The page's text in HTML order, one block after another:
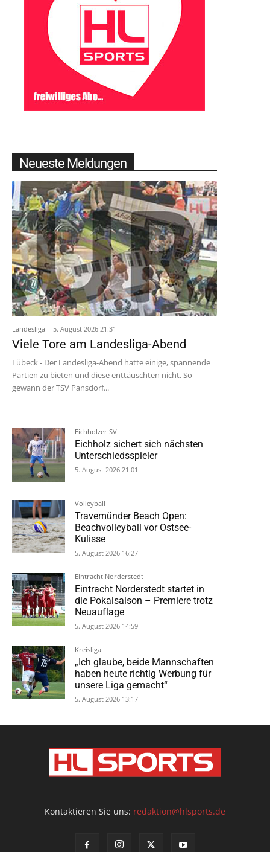
Neueste Meldungen
Landesliga 5. August 2026 21:31
Viele Tore am Landesliga-Abend
Lübeck - Der Landesliga-Abend hatte einige, spannende
Partien zu bieten und diese enttäuschten nicht. So
gewann der TSV Pansdorf...
Eichholzer SV
Eichholz sichert sich nächsten
Unterschiedsspieler
5. August 2026 21:01
Volleyball
Travemünder Beach Open:
Beachvolleyball vor Ostsee-
Kulisse
5. August 2026 16:27
Eintracht Norderstedt
Eintracht Norderstedt startet in
die Pokalsaison – Premiere trotz
Neuauflage
5. August 2026 14:59
Kreisliga
„Ich glaube, beide Mannschaften
haben heute richtig Werbung für
unsere Liga gemacht“
5. August 2026 13:17
Kontaktieren Sie uns: redaktion@hlsports.de